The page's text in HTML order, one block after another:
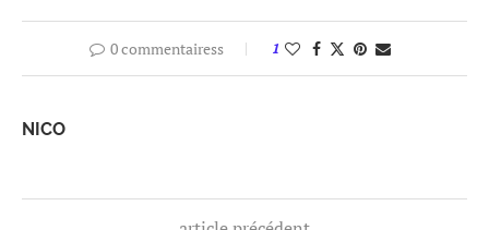
0 commentairess 1
NICO